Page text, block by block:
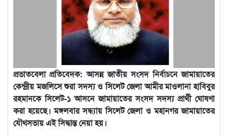
প্রভাতবেলা প্রতিবেদক: আসন্ন জাতীয় সংসদ নির্বাচনে জামায়াতের
কেন্দ্রীয় মজলিসে শুরা সদস্য ও সিলেট জেলা আমীর মাওলানা হাবিবুর
রহমানকে সিলেট-১ আসনে জামায়াতের সংসদ সদস্য প্রার্থী ঘোষণা
করা হয়েছে। মঙ্গলবার সন্ধ্যায় সিলেট জেলা ও মহানগর জামায়াতের
যৌথসভায় এই সিদ্ধান্ত নেয়া হয়।